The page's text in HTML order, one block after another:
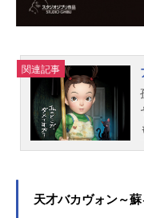
関連記事
天才バカヴォン～